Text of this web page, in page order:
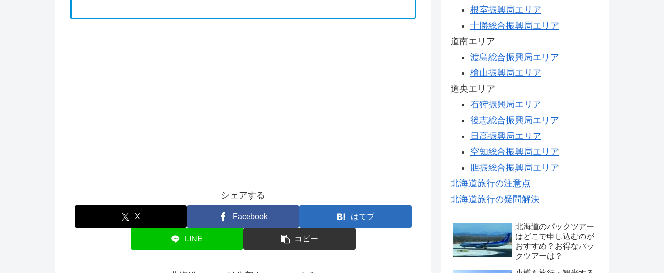
シェアする
X Facebook はてブ
LINE コピー
根室振興局エリア
十勝総合振興局エリア
道南エリア
渡島総合振興局エリア
檜山振興局エリア
道央エリア
石狩振興局エリア
後志総合振興局エリア
日高振興局エリア
空知総合振興局エリア
胆振総合振興局エリア
北海道旅行の注意点
北海道旅行の疑問解決
北海道のパックツアー
はどこで申し込むのが
おすすめ？お得なパッ
クツアーは？